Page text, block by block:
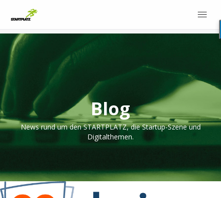
Blog
News rund um den STARTPLATZ, die Startup-Szene und
Digitalthemen.